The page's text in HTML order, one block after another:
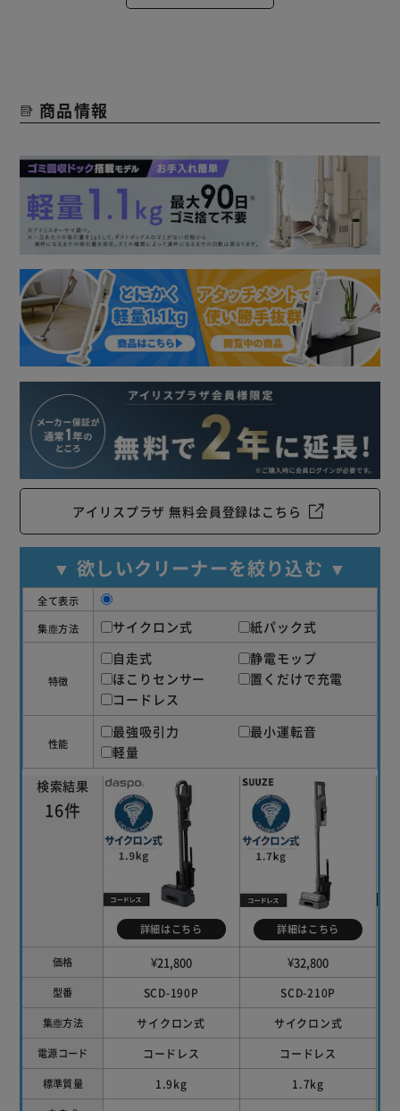
商品情報
アイリスプラザ 無料会員登録はこちら
▼ 欲しいクリーナーを絞り込む ▼
全て表示
集塵方法
サイクロン式 紙パック式
特徴
自走式
静電モップ
ほこりセンサー
置くだけで充電
コードレス
性能
最強吸引力
最小運転音
軽量
価格
型番
集塵方法
電源コード
標準質量
詳細はこちら
¥21,800
SCD-190P
サイクロン式
コードレス
1.9kg
詳細はこちら
¥32,800
SCD-210P
サイクロン式
コードレス
1.7kg
検索結果
16件